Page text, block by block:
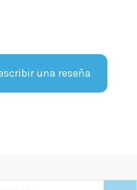
una reseña